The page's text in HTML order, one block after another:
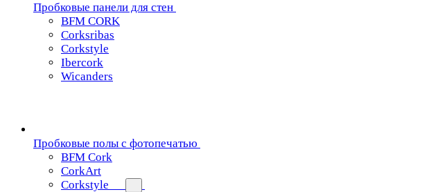
Пробковые панели для стен
BFM CORK
Corksribas
Corkstyle
Ibercork
Wicanders
Пробковые полы с фотопечатью
BFM Cork
CorkArt
Corkstyle